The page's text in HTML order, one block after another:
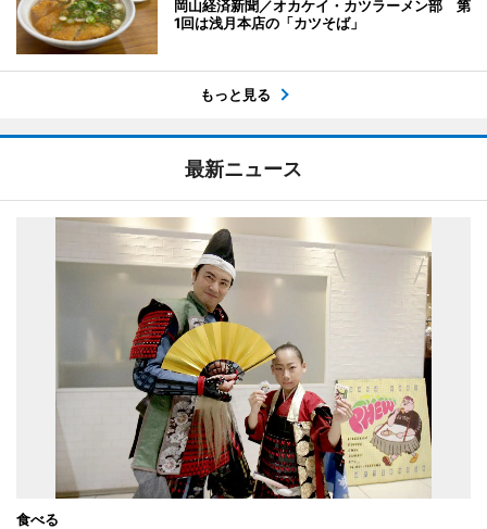
岡山経済新聞／オカケイ・カツラーメン部 第
1回は浅月本店の「カツそば」
もっと見る
最新ニュース
食べる